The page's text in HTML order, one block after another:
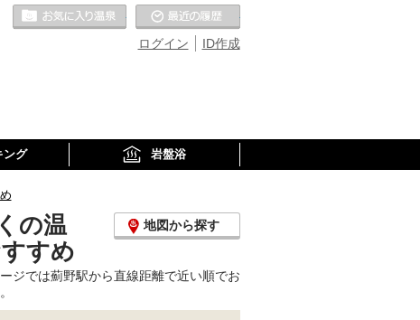
ID作成
ログイン
お気に入りの温泉
ング 岩盤浴
の温
すめ
地図から探す
ジでは薊野駅から直線距離で近い順でお